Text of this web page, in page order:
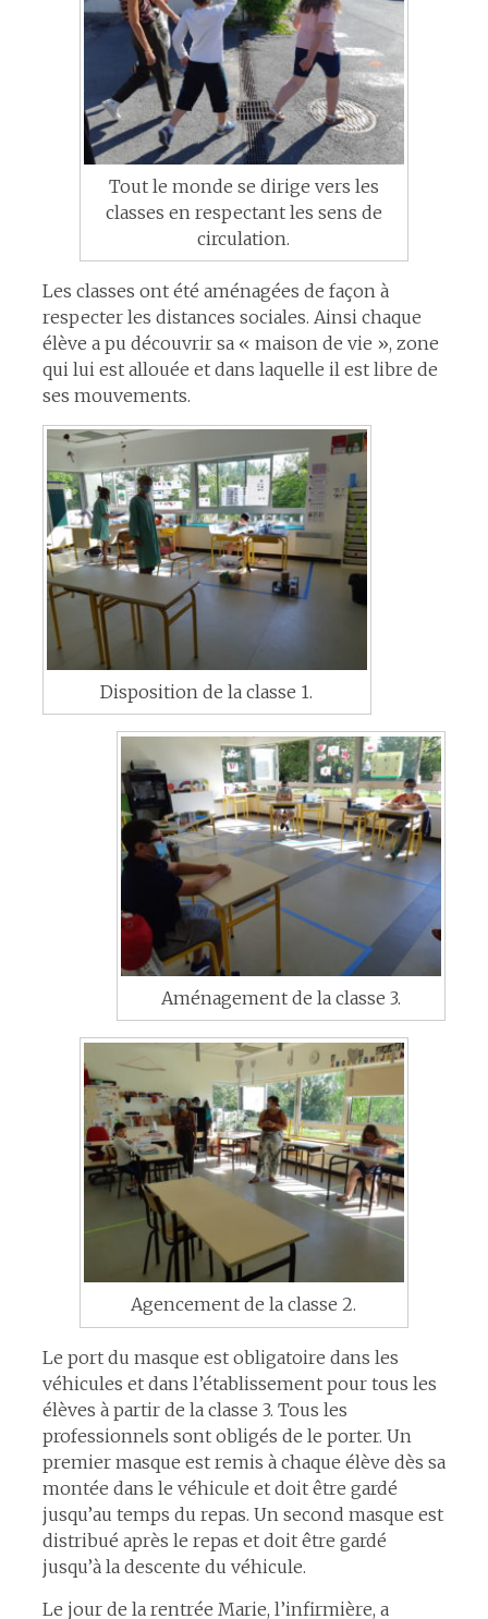
Tout le monde se dirige vers les
classes en respectant les sens de
circulation.
Les classes ont été aménagées de façon à
respecter les distances sociales. Ainsi chaque
élève a pu découvrir sa « maison de vie », zone
qui lui est allouée et dans laquelle il est libre de
ses mouvements.
Disposition de la classe 1.
Aménagement de la classe 3.
Agencement de la classe 2.
Le port du masque est obligatoire dans les
véhicules et dans l’établissement pour tous les
élèves à partir de la classe 3. Tous les
professionnels sont obligés de le porter. Un
premier masque est remis à chaque élève dès sa
montée dans le véhicule et doit être gardé
jusqu’au temps du repas. Un second masque est
distribué après le repas et doit être gardé
jusqu’à la descente du véhicule.
Le jour de la rentrée Marie, l’infirmière, a